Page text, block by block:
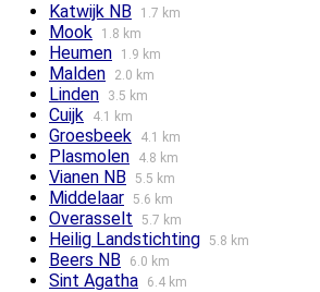
Katwijk NB
1.7 km
Mook 1.8 km
Heumen 1.9 km
Malden 2.0 km
Linden 3.5 km
Cuijk 4.1 km
Groesbeek 4.1 km
Plasmolen 4.8 km
Vianen NB 5.5 km
Middelaar 5.6 km
Overasselt 5.7 km
Heilig Landstichting 5.8 km
Beers NB 6.0 km
Sint Agatha 6.4 km